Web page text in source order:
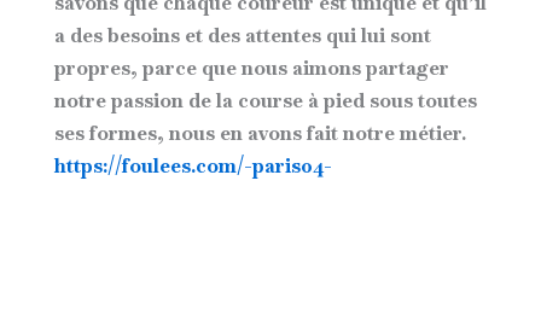
a des besoins et des attentes qui lui sont
propres, parce que nous aimons partager
notre passion de la course à pied sous toutes
ses formes, nous en avons fait notre métier.
https://foulees.com/-paris04-